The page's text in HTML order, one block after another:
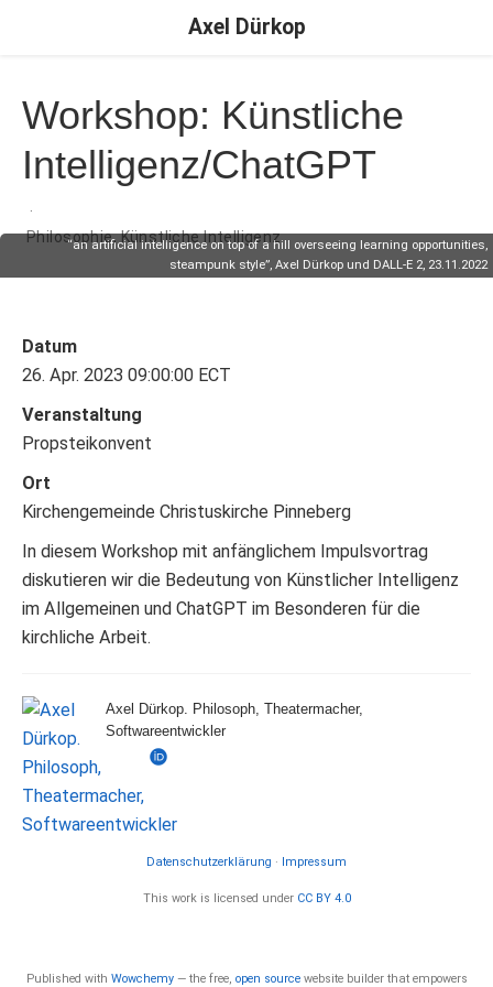
Axel Dürkop
Workshop: Künstliche
Intelligenz/ChatGPT
Philosophie,Künstliche Intelligenz
“an artificial intelligence on top of a hill overseeing learning opportunities,
steampunk style”, Axel Dürkop und DALL-E 2, 23.11.2022
Datum
26. Apr. 2023 09:00:00 ECT
Veranstaltung
Propsteikonvent
Ort
Kirchengemeinde Christuskirche Pinneberg
In diesem Workshop mit anfänglichem Impulsvortrag
diskutieren wir die Bedeutung von Künstlicher Intelligenz
im Allgemeinen und ChatGPT im Besonderen für die
kirchliche Arbeit.
Axel Dürkop. Philosoph, Theatermacher,
Softwareentwickler
Datenschutzerklärung · Impressum
This work is licensed under CC BY 4.0
Published with Wowchemy— the free, open sourcewebsite builder that empowers